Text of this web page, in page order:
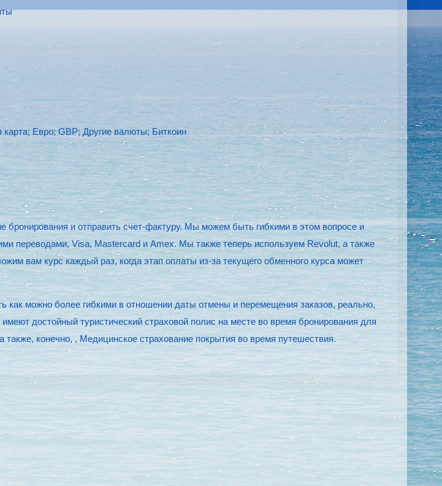
Евро; GBP; Другие валюты; Биткоин
и отправить счет-фактуру. Мы можем быть гибкими в этом вопросе и
переводами, Visa, Mastercard и Amex. Мы также теперь используем Revolut, а также
вам курс каждый раз, когда этап оплаты из-за текущего обменного курса может
как можно более гибкими в отношении даты отмены и перемещения заказов, реально,
достойный туристический страховой полис на месте во время бронирования для
конечно, , Медицинское страхование покрытия во время путешествия.